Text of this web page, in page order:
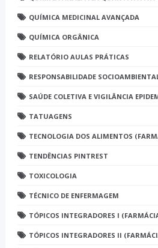
QUÍMICA MEDICINAL AVANÇADA
QUÍMICA ORGÂNICA
RELATÓRIO AULAS PRÁTICAS
RESPONSABILIDADE
SAÚDE COLETIVA E VIGILÂNCIA
TATUAGENS
TECNOLOGIA DOS ALIMENTOS
TENDÊNCIAS PINTREST
TOXICOLOGIA
TÉCNICO DE ENFERMAGEM
TÓPICOS INTEGRADORES I
TÓPICOS INTEGRADORES II